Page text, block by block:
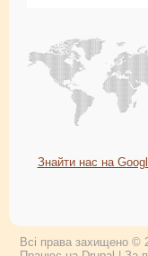
Знайти нас на
Всі права захищено ©